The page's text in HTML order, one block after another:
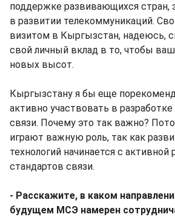
поддержке развивающихся стран,
в развитии телекоммуникаций.
визитом в Кыргызстан, надеюсь,
свой личный вклад в то, чтобы
новых высот.
Кыргызстану я бы еще
активно участвовать в
связи. Почему это так важно?
играют важную роль, так как
технологий начинается с
стандартов связи.
- Расскажите, в каком
будущем МСЭ намерен